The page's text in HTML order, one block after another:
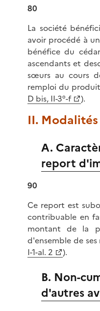
80
La société
avoir procédé à
bénéfice du
ascendants et
sœurs au cours
remploi du
D bis, II-3°-f
).
II.
A.
report
90
Ce report est
contribuable en
montant de la
d'ensemble de ses
I-1-al. 2
).
B. Non-
d'autres